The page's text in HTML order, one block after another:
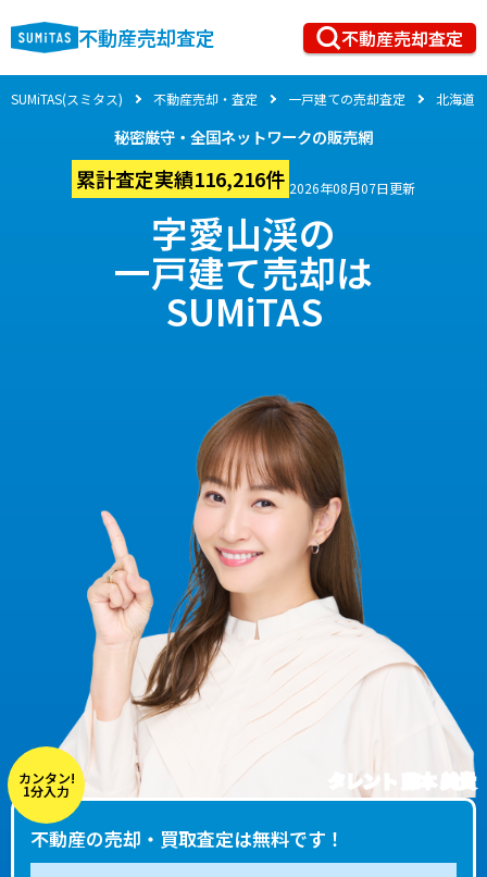
不動産売却査定 不動産売却査定
SUMiTAS(スミタス) 不動産売却・査定 一戸建ての売却査定 北海道
秘密厳守・全国ネットワークの販売網
累計査定実績116,216件 2026年08月07日更新
字愛山渓の
一戸建て売却は
SUMiTAS
タレント 藤本 美貴
カンタン!
1分入力
不動産の売却・買取査定は無料です！